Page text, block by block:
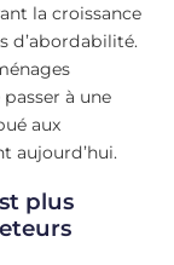
la croissance
d’abordabilité.
à une
aux
aujourd’hui.
plus